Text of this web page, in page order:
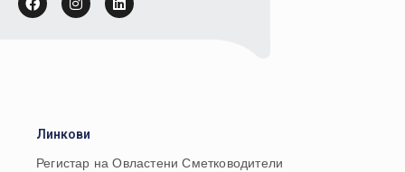
Линкови
Регистар на Овластени Сметководители